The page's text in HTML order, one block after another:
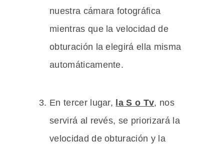
nuestra cámara fotográfica
mientras que la velocidad de
obturación la elegirá ella misma
automáticamente.
En tercer lugar, la S o Tv, nos
servirá al revés, se priorizará la
velocidad de obturación y la